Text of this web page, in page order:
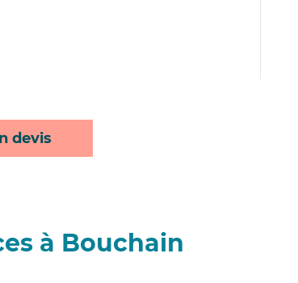
devis
à Bouchain